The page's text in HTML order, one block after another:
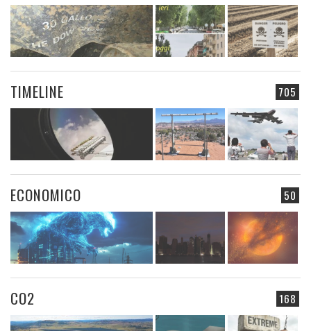
705
TIMELINE
50
ECONOMICO
168
CO2